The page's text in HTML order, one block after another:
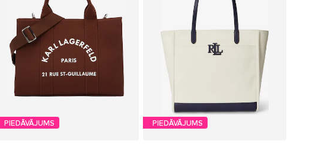
PIEDĀVĀJUMS PIEDĀVĀJUMS